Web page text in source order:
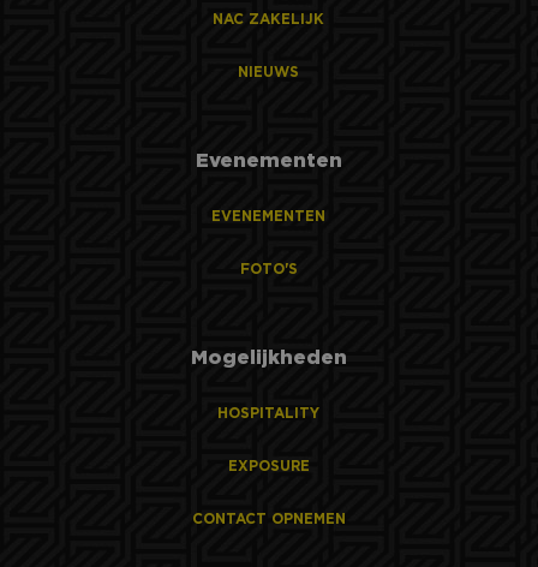
NAC ZAKELIJK
NIEUWS
Evenementen
EVENEMENTEN
FOTO'S
Mogelijkheden
HOSPITALITY
EXPOSURE
CONTACT OPNEMEN